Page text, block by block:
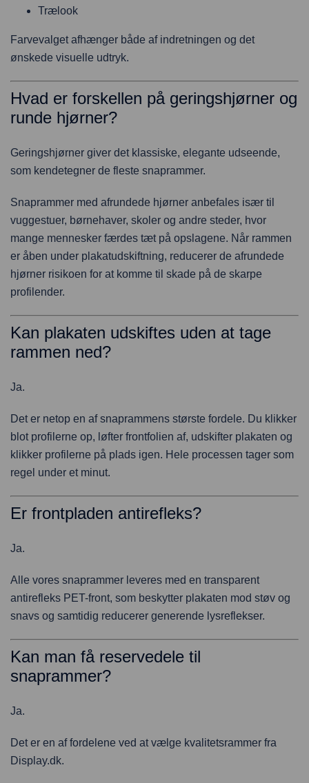
Trælook
Farvevalget afhænger både af indretningen og det
ønskede visuelle udtryk.
Hvad er forskellen på geringshjørner og
runde hjørner?
Geringshjørner giver det klassiske, elegante udseende,
som kendetegner de fleste snaprammer.
Snaprammer med afrundede hjørner anbefales især til
vuggestuer, børnehaver, skoler og andre steder, hvor
mange mennesker færdes tæt på opslagene. Når rammen
er åben under plakatudskiftning, reducerer de afrundede
hjørner risikoen for at komme til skade på de skarpe
profilender.
Kan plakaten udskiftes uden at tage
rammen ned?
Ja.
Det er netop en af snaprammens største fordele. Du klikker
blot profilerne op, løfter frontfolien af, udskifter plakaten og
klikker profilerne på plads igen. Hele processen tager som
regel under et minut.
Er frontpladen antirefleks?
Ja.
Alle vores snaprammer leveres med en transparent
antirefleks PET-front, som beskytter plakaten mod støv og
snavs og samtidig reducerer generende lysreflekser.
Kan man få reservedele til
snaprammer?
Ja.
Det er en af fordelene ved at vælge kvalitetsrammer fra
Display.dk.